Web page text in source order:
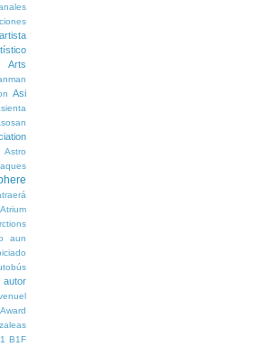
artista
Arts
Asi
Astro
Atrium
aun
autor
Award
B1F